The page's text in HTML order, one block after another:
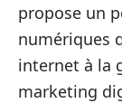
propose un
numériques
internet à la
marketing